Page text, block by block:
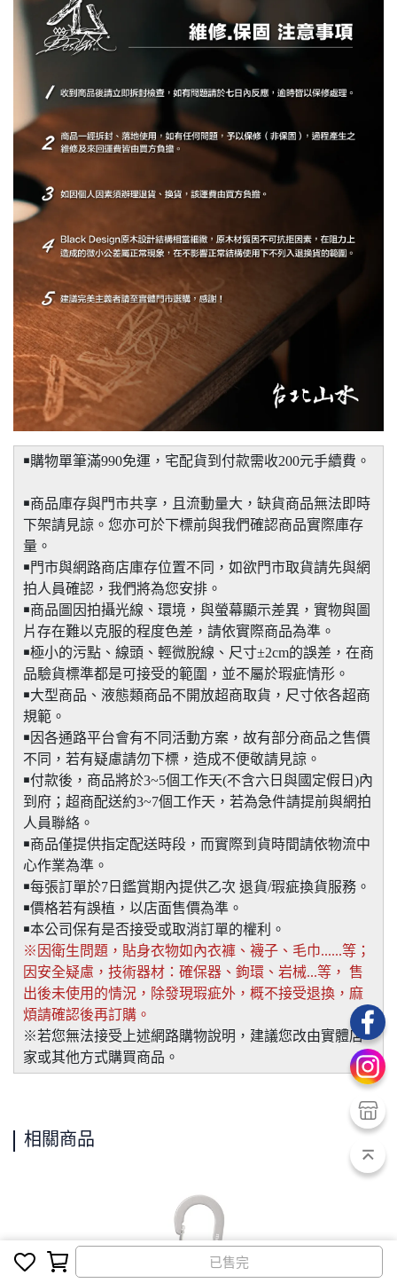
已售完
￭購物單筆滿990免運，宅配貨到付款需收200元手續費。
￭商品庫存與門市共享，且流動量大，缺貨商品無法即時
下架請見諒。您亦可於下標前與我們確認商品實際庫存
量。
￭門市與網路商店庫存位置不同，如欲門市取貨請先與網
拍人員確認，我們將為您安排。
￭商品圖因拍攝光線、環境，與螢幕顯示差異，實物與圖
片存在難以克服的程度色差，請依實際商品為準。
￭極小的污點、線頭、輕微脫線、尺寸±2cm的誤差，在商
品驗貨標準都是可接受的範圍，並不屬於瑕疵情形。
￭大型商品、液態類商品不開放超商取貨，尺寸依各超商
規範。
￭因各通路平台會有不同活動方案，故有部分商品之售價
不同，若有疑慮請勿下標，造成不便敬請見諒。
￭付款後，商品將於3~5個工作天(不含六日與國定假日)內
到府；超商配送約3~7個工作天，若為急件請提前與網拍
人員聯絡。
￭商品僅提供指定配送時段，而實際到貨時間請依物流中
心作業為準。
￭每張訂單於7日鑑賞期內提供乙次 退貨/瑕疵換貨服務。
￭價格若有誤植，以店面售價為準。
￭本公司保有是否接受或取消訂單的權利。
※因衛生問題，貼身衣物如內衣褲、襪子、毛巾......等；
因安全疑慮，技術器材：確保器、鉤環、岩械...等， 售
出後未使用的情況，除發現瑕疵外，概不接受退換，麻
煩請確認後再訂購。
※若您無法接受上述網路購物說明，建議您改由實體店
家或其他方式購買商品。
相關商品